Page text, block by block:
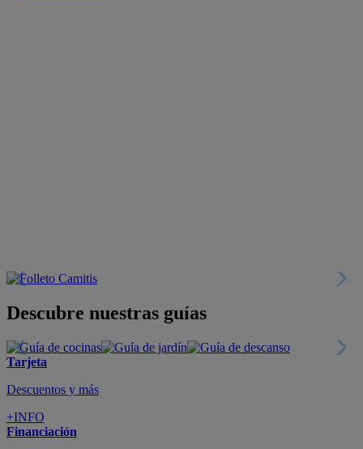
Descubre nuestras guías
Tarjeta
Descuentos y más
+INFO
Financiación